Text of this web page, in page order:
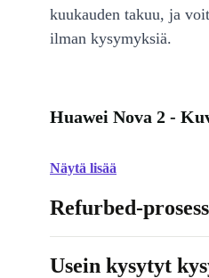
kuukauden takuu, ja
ilman kysymyksiä.
Huawei Nova 2 -
Näytä lisää
Refurbed-
Usein kysytyt